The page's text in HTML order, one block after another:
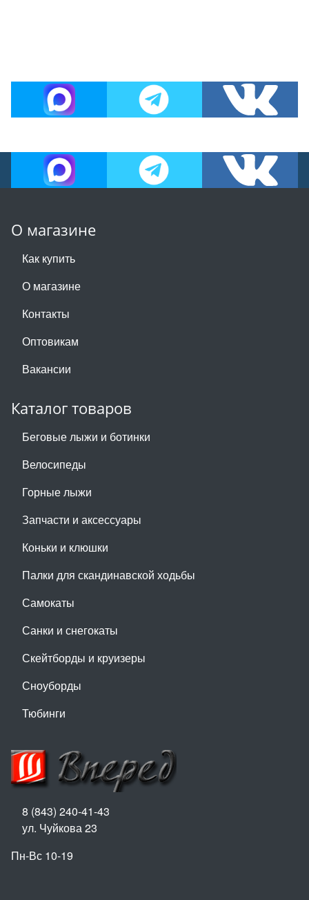
О магазине
Как купить
О магазине
Контакты
Оптовикам
Вакансии
Каталог товаров
Беговые лыжи и ботинки
Велосипеды
Горные лыжи
Запчасти и аксессуары
Коньки и клюшки
Палки для скандинавской ходьбы
Самокаты
Санки и снегокаты
Скейтборды и круизеры
Сноуборды
Тюбинги
8 (843) 240-41-43
ул. Чуйкова 23
Пн-Вс 10-19